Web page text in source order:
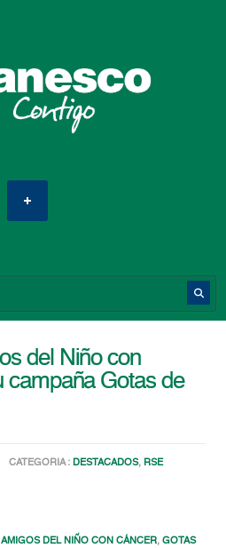
del Niño con
campaña Gotas de
CATEGORIA :DESTACADOS, RSE
DEL NIÑO CON CÁNCER,GOTAS